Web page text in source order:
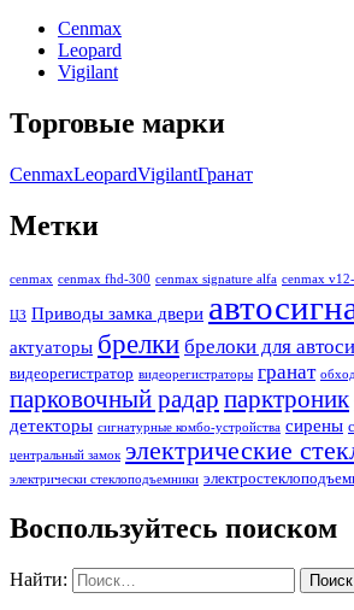
Cenmax
Leopard
Vigilant
Торговые марки
CenmaxLeopardVigilantГранат
Метки
cenmax cenmax fhd-300 cenmax signature alfa cenmax
ЦЗ Приводы замка двери
актуаторы брелки брелоки для
видеорегистратор видеорегистраторы гранат
парковочный радар парктроник
детекторы сигнатурные комбо-устройства сирены
центральный замок электрические
электрически стеклоподъемники
Воспользуйтесь поиском
Найти: